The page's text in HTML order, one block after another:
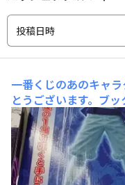
投稿日時
一番くじのあのキャ
とうございます。ブ
は・・・・あのアニメ
るよむ～で、でかい
箱がおおきいよむ～
8㎝）きっと 、、、
ない✨よむ～ただの青